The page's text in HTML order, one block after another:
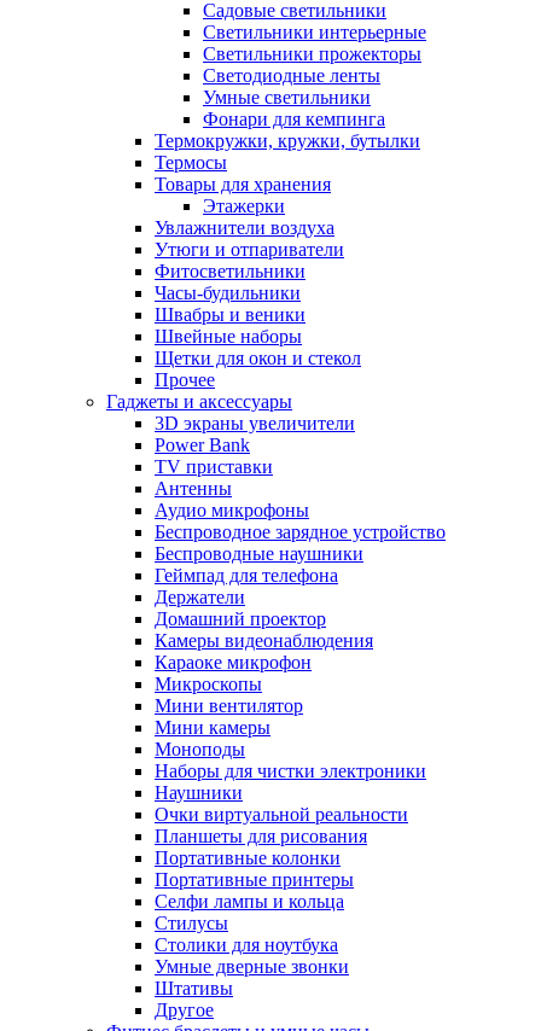
Садовые светильники
Светильники интерьерные
Светильники прожекторы
Светодиодные ленты
Умные светильники
Фонари для кемпинга
Термокружки, кружки, бутылки
Термосы
Товары для хранения
Этажерки
Увлажнители воздуха
Утюги и отпариватели
Фитосветильники
Часы-будильники
Швабры и веники
Швейные наборы
Щетки для окон и стекол
Прочее
Гаджеты и аксессуары
3D экраны увеличители
Power Bank
TV приставки
Антенны
Аудио микрофоны
Беспроводное зарядное устройство
Беспроводные наушники
Геймпад для телефона
Держатели
Домашний проектор
Камеры видеонаблюдения
Караоке микрофон
Микроскопы
Мини вентилятор
Мини камеры
Моноподы
Наборы для чистки электроники
Наушники
Очки виртуальной реальности
Планшеты для рисования
Портативные колонки
Портативные принтеры
Селфи лампы и кольца
Стилусы
Столики для ноутбука
Умные дверные звонки
Штативы
Другое